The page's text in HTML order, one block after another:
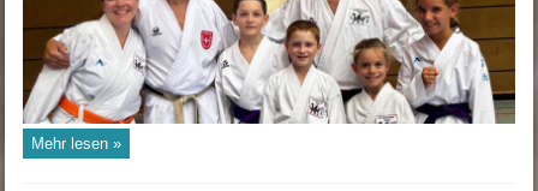
Mehr lesen »